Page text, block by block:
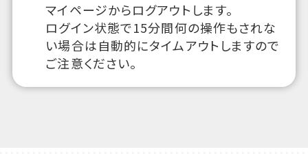
マイページからログアウトします。
ログイン状態で15分間何の操作もされな
い場合は自動的にタイムアウトしますので
ご注意ください。